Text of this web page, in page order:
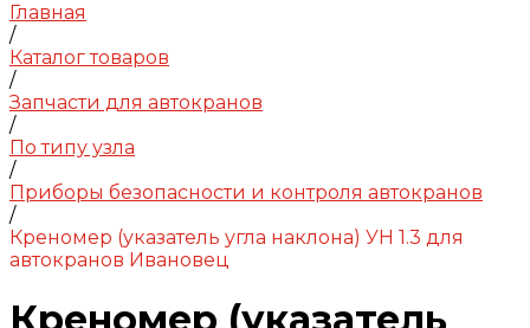
Главная
/
Каталог товаров
/
Запчасти для автокранов
/
По типу узла
/
Приборы безопасности и контроля автокранов
/
Креномер (указатель угла наклона) УН 1.3 для
автокранов Ивановец